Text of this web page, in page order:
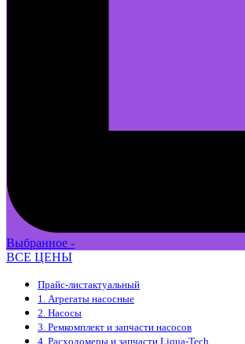
Выбранное -
ВСЕ ЦЕНЫ
Прайс-листактуальный
1. Агрегаты насосные
2. Насосы
3. Ремкомплект и запчасти насосов
4. Расходомеры и запчасти Liqua-Tech